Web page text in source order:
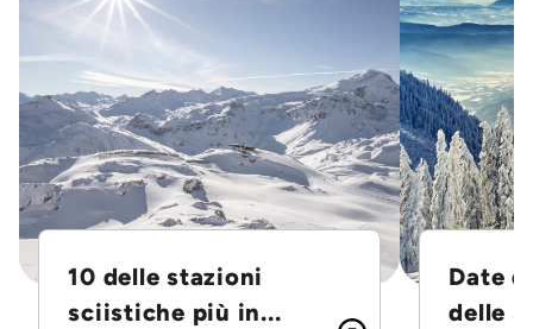
10 delle stazioni
sciistiche più in...
Date
delle